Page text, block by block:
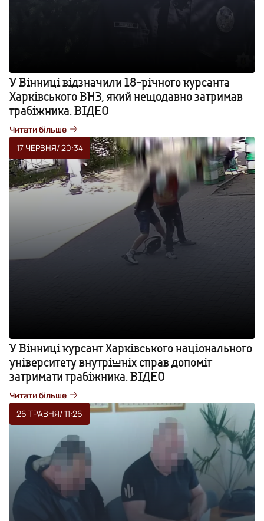
У Вінниці відзначили 18-річного курсанта
Харківського ВНЗ, який нещодавно затримав
грабіжника. ВІДЕО
Читати більше
17 ЧЕРВНЯ/ 20:34
У Вінниці курсант Харківського національного
університету внутрішніх справ допоміг
затримати грабіжника. ВІДЕО
Читати більше
26 ТРАВНЯ/ 11:26